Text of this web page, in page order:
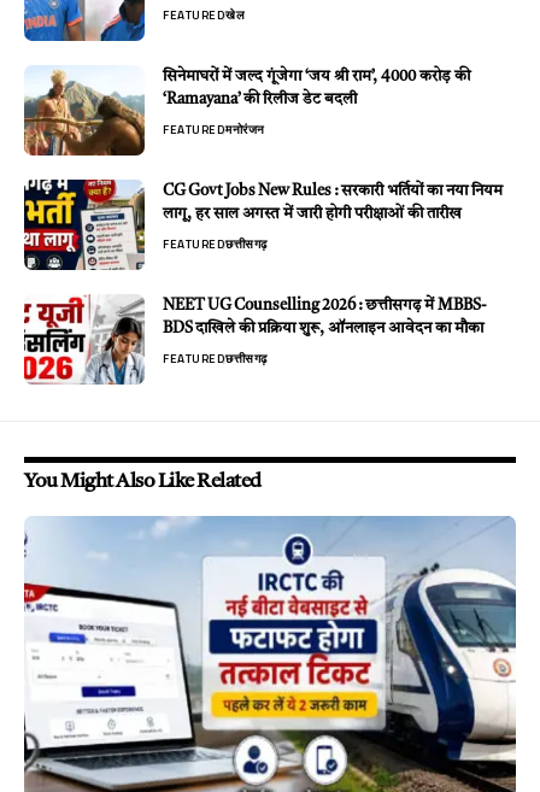
FEATUREDखेल
सिनेमाघरों में जल्द गूंजेगा ‘जय श्री राम’, 4000 करोड़ की
‘Ramayana’ की रिलीज डेट बदली
FEATUREDमनोरंजन
CG Govt Jobs New Rules : सरकारी भर्तियों का नया नियम
लागू, हर साल अगस्त में जारी होगी परीक्षाओं की तारीख
FEATUREDछत्तीसगढ़
NEET UG Counselling 2026 : छत्तीसगढ़ में MBBS-
BDS दाखिले की प्रक्रिया शुरू, ऑनलाइन आवेदन का मौका
FEATUREDछत्तीसगढ़
You Might Also Like Related